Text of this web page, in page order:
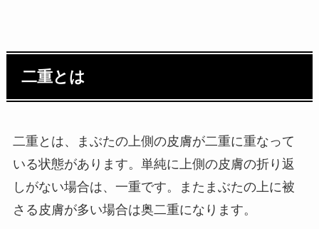
二重とは
二重とは、まぶたの上側の皮膚が二重に重なって
いる状態があります。単純に上側の皮膚の折り返
しがない場合は、一重です。またまぶたの上に被
さる皮膚が多い場合は奥二重になります。